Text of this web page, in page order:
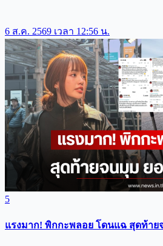
6 ส.ค. 2569 เวลา 12:56 น.
5
แรงมาก! พิกกะพลอย โดนแฉ สุดท้ายจ